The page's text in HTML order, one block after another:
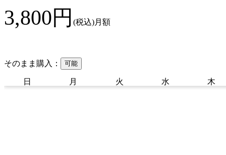
3,800円 (税込)月額
そのまま購入： 可能
日 月 火 水 木